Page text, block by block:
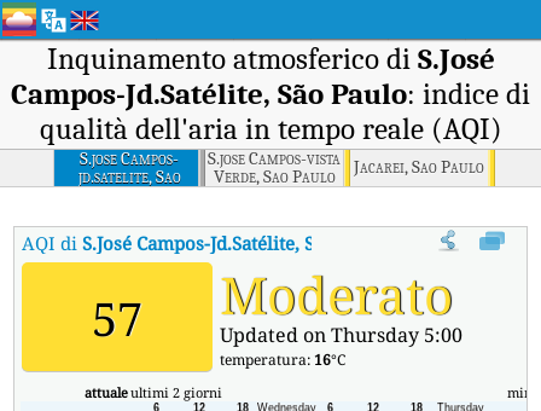
Inquinamento atmosferico di S.José
Campos-Jd.Satélite, São Paulo: indice di
qualità dell'aria in tempo reale (AQI)
S.jose Campos-
jd.satelite, Sao
Paulo
S.jose Campos-vista
Verde, Sao Paulo
Jacarei, Sao Paulo
AQI diS.José Campos-Jd.Satélite, São Paulo Indice di qualità
57 Moderato
Updated on Thursday 5:00
temperatura: 16°C
attualeultimi 2 giorni min